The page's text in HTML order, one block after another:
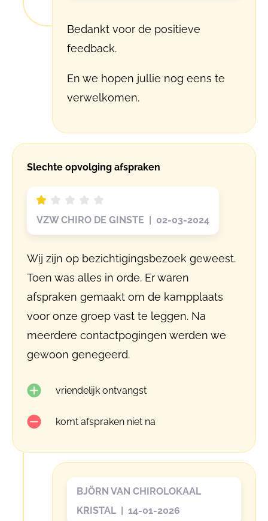
Bedankt voor de positieve
feedback.
En we hopen jullie nog eens te
verwelkomen.
Slechte opvolging afspraken
VZW CHIRO DE GINSTE | 02-03-2024
Wij zijn op bezichtigingsbezoek geweest.
Toen was alles in orde. Er waren
afspraken gemaakt om de kampplaats
voor onze groep vast te leggen. Na
meerdere contactpogingen werden we
gewoon genegeerd.
vriendelijk ontvangst
komt afspraken niet na
BJÖRN VAN CHIROLOKAAL
KRISTAL | 14-01-2026